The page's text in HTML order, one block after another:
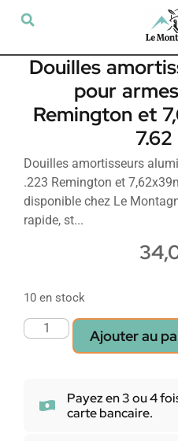
Douilles
pour
Remington et
Douilles amortisseurs
.223 Remington et
disponible chez Le
rapide, st...
10 en stock
Ajouter au
Payez en 3 ou 4
carte bancaire.